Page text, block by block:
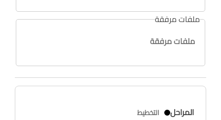
ملفات مرفقة
ملفات مرفقة
المراحل التخطيط